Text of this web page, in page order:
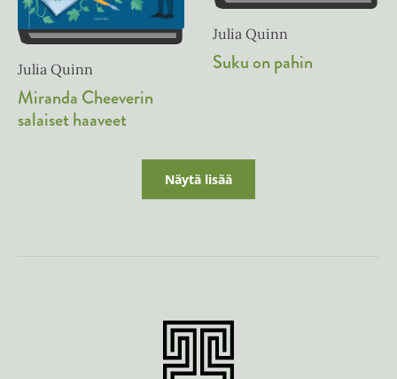
Julia Quinn
Miranda Cheeverin
salaiset haaveet
Julia Quinn
Suku on pahin
Näytä lisää